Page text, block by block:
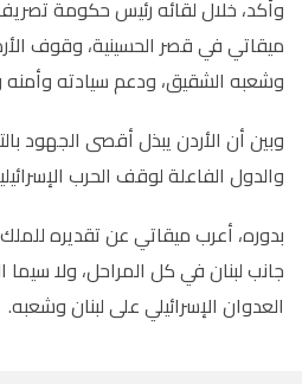
وأكد، خلال لقائه رئيس حكومة تصريف
ميقاتي في قصر الحسينية، وقوف
وشعبه الشقيق، ودعم سيادته وأمنه
وبين أن الأردن يبذل أقصى الجهود
والدول الفاعلة لوقف الحرب
بدوره، أعرب ميقاتي عن تقديره
جانب لبنان في كل المراحل، ولا
العدوان الإسرائيلي على لبنان وشعبه.